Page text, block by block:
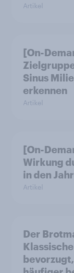
Artikel
[On-
Sinus
erkennen
Artikel
[On-
Wirkung
in den
Artikel
Der